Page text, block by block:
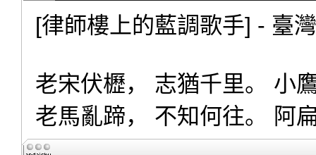
[律師樓上的藍調歌手] - 臺
老宋伏櫪， 志猶千里。 小
老馬亂蹄， 不知何往。 阿